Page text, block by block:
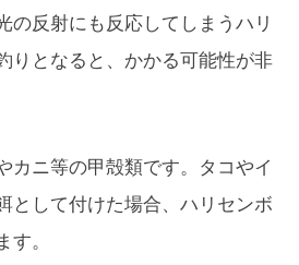
の反射にも反応してしまうハリ
りとなると、かかる可能性が非
カニ等の甲殻類です。タコやイ
として付けた場合、ハリセンボ
す。